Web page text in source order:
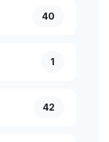
40
1
42